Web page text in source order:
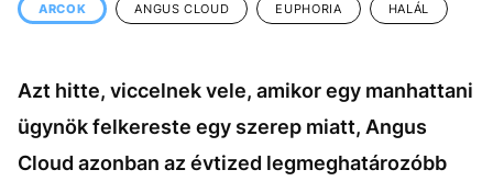
ARCOK ANGUS CLOUD EUPHORIA HALÁL
Azt hitte, viccelnek vele, amikor egy manhattani
ügynök felkereste egy szerep miatt, Angus
Cloud azonban az évtized legmeghatározóbb